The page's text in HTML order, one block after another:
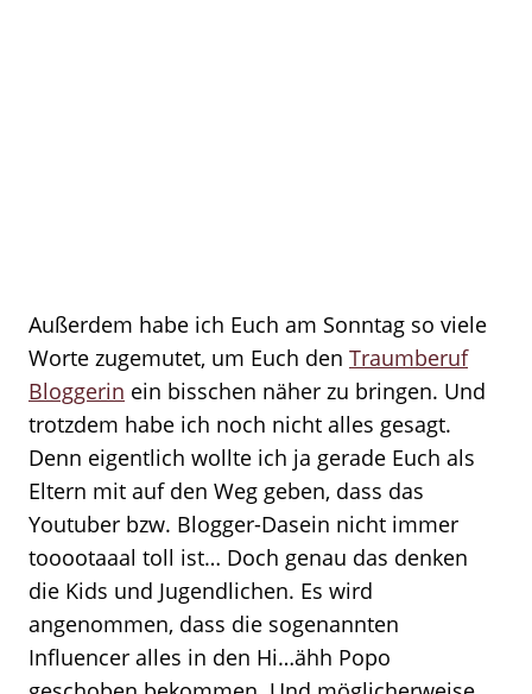
Außerdem habe ich Euch am Sonntag so viele
Worte zugemutet, um Euch den Traumberuf
Bloggerin ein bisschen näher zu bringen. Und
trotzdem habe ich noch nicht alles gesagt.
Denn eigentlich wollte ich ja gerade Euch als
Eltern mit auf den Weg geben, dass das
Youtuber bzw. Blogger-Dasein nicht immer
tooootaaal toll ist… Doch genau das denken
die Kids und Jugendlichen. Es wird
angenommen, dass die sogenannten
Influencer alles in den Hi…ähh Popo